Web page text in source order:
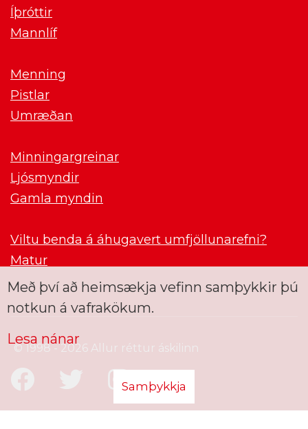
Íþróttir
Mannlíf
Menning
Pistlar
Umræðan
Minningargreinar
Ljósmyndir
Gamla myndin
Viltu benda á áhugavert umfjöllunarefni?
Matur
© 1998 - 2026 Allur réttur áskilinn
Með því að heimsækja vefinn samþykkir þú
notkun á vafrakökum.
Lesa nánar
Samþykkja